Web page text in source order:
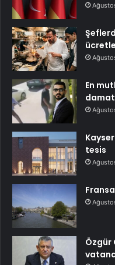
En
tesis
Özgür